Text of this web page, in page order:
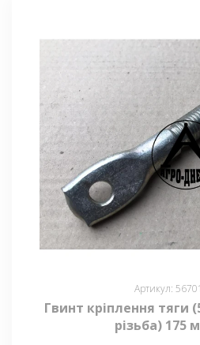
Артикул:
Гвинт кріплення тяги
різьба) 175